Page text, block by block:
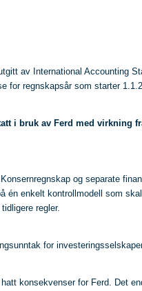
av International Accounting
for regnskapsår som starter
i bruk av Ferd med virkning
og separate
enkelt kontrollmodell som
regler.
for
konsekvenser for Ferd. Det